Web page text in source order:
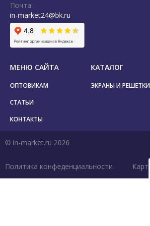
Почта:
in-market24@bk.ru
МЕНЮ САЙТА
ОПТОВИКАМ
СТАТЬИ
КОНТАКТЫ
КАТАЛОГ
ЭКРАНЫ И
© in-market.ru 2026
Политика конфеденциальности